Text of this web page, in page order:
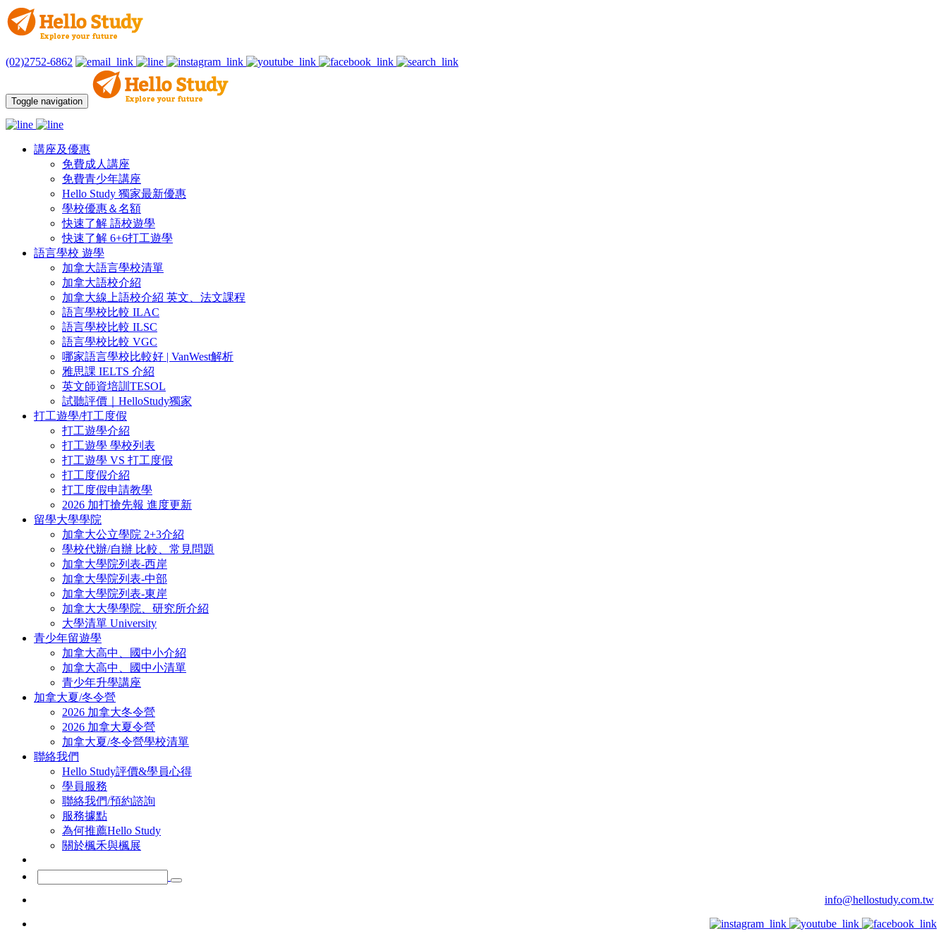
(02)2752-6862
Toggle navigation
講座及優惠
免費成人講座
免費青少年講座
Hello Study 獨家最新優惠
學校優惠＆名額
快速了解 語校遊學
快速了解 6+6打工遊學
語言學校 遊學
加拿大語言學校清單
加拿大語校介紹
加拿大線上語校介紹 英文、法文課程
語言學校比較 ILAC
語言學校比較 ILSC
語言學校比較 VGC
哪家語言學校比較好 | VanWest解析
雅思課 IELTS 介紹
英文師資培訓TESOL
試聽評價｜HelloStudy獨家
打工遊學/打工度假
打工遊學介紹
打工遊學 學校列表
打工遊學 VS 打工度假
打工度假介紹
打工度假申請教學
2026 加打搶先報 進度更新
留學大學學院
加拿大公立學院 2+3介紹
學校代辦/自辦 比較、常見問題
加拿大學院列表-西岸
加拿大學院列表-中部
加拿大學院列表-東岸
加拿大大學學院、研究所介紹
大學清單 University
青少年留遊學
加拿大高中、國中小介紹
加拿大高中、國中小清單
青少年升學講座
加拿大夏/冬令營
2026 加拿大冬令營
2026 加拿大夏令營
加拿大夏/冬令營學校清單
聯絡我們
Hello Study評價&學員心得
學員服務
聯絡我們/預約諮詢
服務據點
為何推薦Hello Study
關於楓禾與楓展
info@hellostudy.com.tw